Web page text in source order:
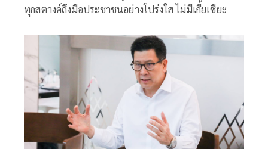
ทุกสตางค์ถึงมือประชาชนอย่างโปร่งใส ไม่มีเกี้ยเซียะ